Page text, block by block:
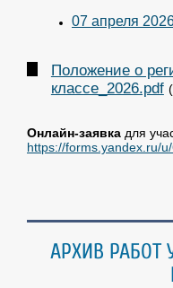
07 апреля
Положение о
классе_2026.pdf
Онлайн-заявка для
https://forms.yandex.ru/
АРХИВ РАБОТ